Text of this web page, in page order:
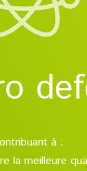
à :
la meilleure